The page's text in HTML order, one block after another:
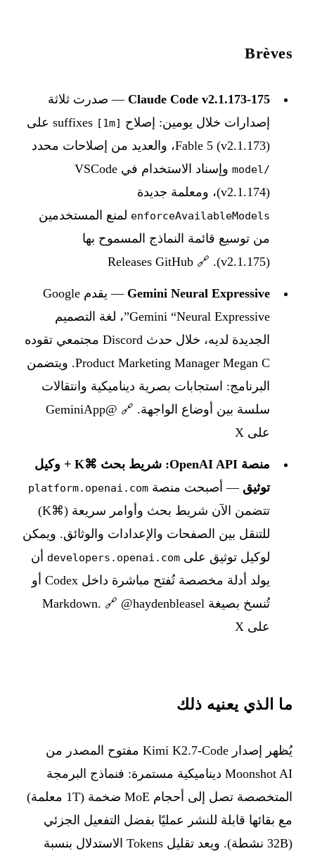
Brèves
Claude Code v2.1.173-175 — صدرت ثلاثة
إصدارات خلال يومين: إصلاح suffixes [1m]
على
Fable 5 (v2.1.173)، والعديد من إصلاحات محدد
/model
وإسناد الاستخدام في VSCode
(v2.1.174)، ومعلمة جديدة
enforceAvailableModels لمنع المستخدمين
من توسيع قائمة النماذج المسموح بها
(v2.1.175). 🔗
Releases GitHub
Gemini Neural Expressive
— يقدم Google
Gemini “Neural Expressive”، لغة التصميم
الجديدة لديه، خلال حدث Discord مجتمعي تقوده
Product Marketing Manager Megan C. ويتضمن
البرنامج: استجابات بصرية ديناميكية وانتقالات
سلسة بين أوضاع الواجهة. 🔗
@GeminiApp
على X
منصة OpenAI API: شريط بحث ⌘K + وكيل
توثيق — أصبحت منصة platform.openai.com
تتضمن الآن شريط بحث وأوامر سريعة (⌘K)
للتنقل بين الصفحات والإعدادات والوثائق. ويمكن
لوكيل توثيق على developers.openai.com أن
يولد أدلة مخصصة تُفتح مباشرة داخل Codex أو
تُنسخ بصيغة Markdown. 🔗 @haydenbleasel
على X
ما الذي يعنيه ذلك
يُظهر إصدار Kimi K2.7-Code مفتوح المصدر من
Moonshot AI ديناميكية مستمرة: فنماذج البرمجة
المتخصصة تصل إلى أحجام MoE ضخمة (1T معلمة)
مع بقائها قابلة للنشر عمليًا بفضل التفعيل الجزئي
(32B نشطة). ويعد تقليل Tokens الاستدلال بنسبة